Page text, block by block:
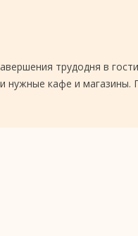
трудодня в
кафе и магазины.